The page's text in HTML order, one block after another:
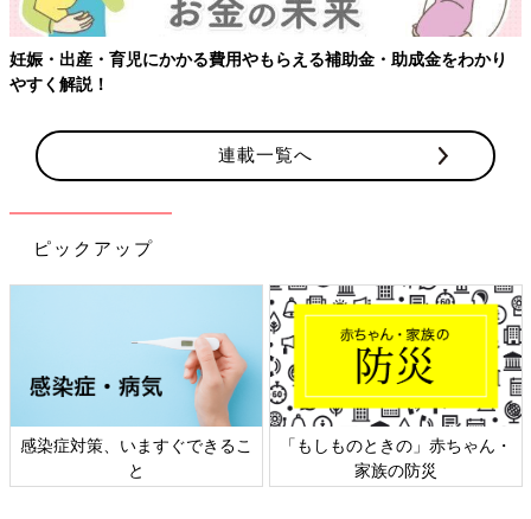
妊娠・出産・育児にかかる費用やもらえる補助金・助成金をわかり
やすく解説！
連載一覧へ
ピックアップ
感染症対策、いますぐできるこ
と
「もしものときの」赤ちゃん・
家族の防災